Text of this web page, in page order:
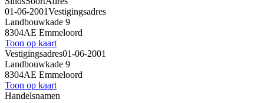
01-06-2001Vestigingsadres
Landbouwkade 9
8304AE Emmeloord
Toon op kaart
Vestigingsadres01-06-2001
Landbouwkade 9
8304AE Emmeloord
Toon op kaart
Handelsnamen